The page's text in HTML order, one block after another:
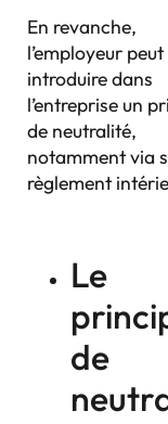
En revanche,
l’employeur peut
introduire dans
l’entreprise un
de neutralité,
notamment via
règlement
Le
de